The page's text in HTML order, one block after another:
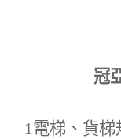
冠
1電梯、貨梯